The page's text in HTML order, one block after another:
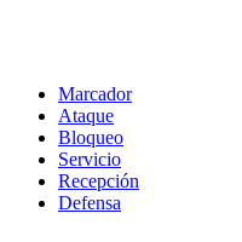
Marcador
Ataque
Bloqueo
Servicio
Recepción
Defensa